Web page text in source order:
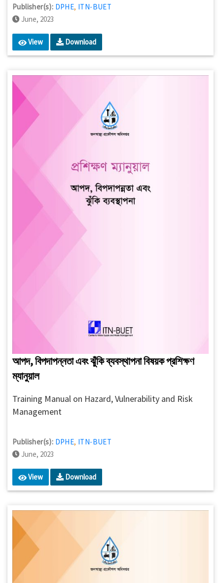
Publisher(s): DPHE, ITN-BUET
June, 2023
View Download
আপদ, বিপদাপন্নতা এবং ঝুঁকি ব্যবস্থাপনা বিষয়ক প্রশিক্ষণ
ম্যানুয়াল
Training Manual on Hazard, Vulnerability and Risk
Management
Publisher(s): DPHE, ITN-BUET
June, 2023
View Download